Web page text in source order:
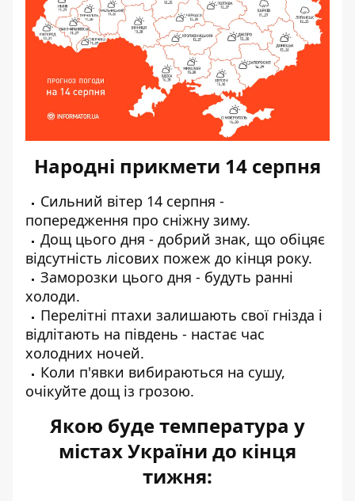
Народні прикмети 14 серпня
Сильний вітер 14 серпня -
попередження про сніжну зиму.
Дощ цього дня - добрий знак, що обіцяє
відсутність лісових пожеж до кінця року.
Заморозки цього дня - будуть ранні
холоди.
Перелітні птахи залишають свої гнізда і
відлітають на південь - настає час
холодних ночей.
Коли п'явки вибираються на сушу,
очікуйте дощ із грозою.
Якою буде температура у
містах України до кінця
тижня: